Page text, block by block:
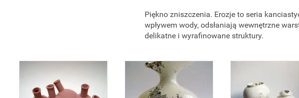
Piękno zniszczenia. Erozje to seria
wpływem wody, odsłaniają wewnętrzne
delikatne i wyrafinowane struktury.